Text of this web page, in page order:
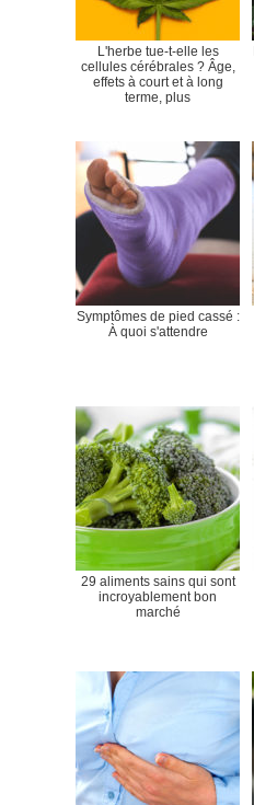
L'herbe tue-t-elle les
cellules cérébrales ? Âge,
effets à court et à long
terme, plus
Symptômes de pied cassé :
À quoi s'attendre
29 aliments sains qui sont
incroyablement bon
marché